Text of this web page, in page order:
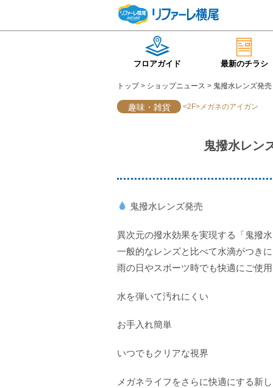
フロアガイド 最新のチラシ
トップ> ショップニュース > 鬼撥水レンズ発
趣味・雑貨 <2F>メガネのアイガン
鬼撥水レン
鬼撥水レンズ発売
異次元の撥水効果を実現する「鬼撥
一般的なレンズと比べて水滴がつき
雨の日やスポーツ時でも快適にご使
水を弾いて汚れにくい
お手入れ簡単
いつでもクリアな視界
メガネライフをさらに快適にする新